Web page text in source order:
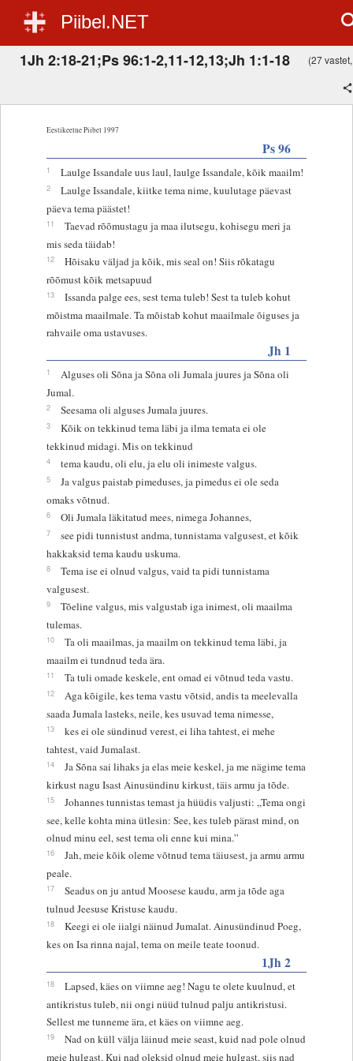
Piibel.NET
1Jh 2:18-21;Ps 96:1-2,11-12,13;Jh 1:1-18 (27
Eestikeelne Piibel 1997
Ps 96
1 Laulge Issandale uus laul, laulge Issandale, kõik maailm!
2
Laulge Issandale, kiitke tema nime, kuulutage päevast
päeva tema päästet!
11
Taevad rõõmustagu ja maa ilutsegu, kohisegu meri ja
mis seda täidab!
12
Hõisaku väljad ja kõik, mis seal on! Siis rõkatagu
rõõmust kõik metsapuud
13
Issanda palge ees, sest tema tuleb! Sest ta tuleb kohut
mõistma maailmale. Ta mõistab kohut maailmale õiguses ja
rahvaile oma ustavuses.
Jh 1
1
Alguses oli Sõna ja Sõna oli Jumala juures ja Sõna oli
Jumal.
2 Seesama oli alguses Jumala juures.
3
Kõik on tekkinud tema läbi ja ilma temata ei ole
tekkinud midagi. Mis on tekkinud
4 tema kaudu, oli elu, ja elu oli inimeste valgus.
5
Ja valgus paistab pimeduses, ja pimedus ei ole seda
omaks võtnud.
6 Oli Jumala läkitatud mees, nimega Johannes,
7
see pidi tunnistust andma, tunnistama valgusest, et kõik
hakkaksid tema kaudu uskuma.
8
Tema ise ei olnud valgus, vaid ta pidi tunnistama
valgusest.
9
Tõeline valgus, mis valgustab iga inimest, oli maailma
tulemas.
10
Ta oli maailmas, ja maailm on tekkinud tema läbi, ja
maailm ei tundnud teda ära.
11 Ta tuli omade keskele, ent omad ei võtnud teda vastu.
12
Aga kõigile, kes tema vastu võtsid, andis ta meelevalla
saada Jumala lasteks, neile, kes usuvad tema nimesse,
13
kes ei ole sündinud verest, ei liha tahtest, ei mehe
tahtest, vaid Jumalast.
14
Ja Sõna sai lihaks ja elas meie keskel, ja me nägime tema
kirkust nagu Isast Ainusündinu kirkust, täis armu ja tõde.
15
Johannes tunnistas temast ja hüüdis valjusti: „Tema ongi
see, kelle kohta mina ütlesin: See, kes tuleb pärast mind, on
olnud minu eel, sest tema oli enne kui mina.”
16
Jah, meie kõik oleme võtnud tema täiusest, ja armu armu
peale.
17
Seadus on ju antud Moosese kaudu, arm ja tõde aga
tulnud Jeesuse Kristuse kaudu.
18
Keegi ei ole iialgi näinud Jumalat. Ainusündinud Poeg,
kes on Isa rinna najal, tema on meile teate toonud.
1Jh 2
18
Lapsed, käes on viimne aeg! Nagu te olete kuulnud, et
antikristus tuleb, nii ongi nüüd tulnud palju antikristusi.
Sellest me tunneme ära, et käes on viimne aeg.
19
Nad on küll välja läinud meie seast, kuid nad pole olnud
meie hulgast. Kui nad oleksid olnud meie hulgast, siis nad